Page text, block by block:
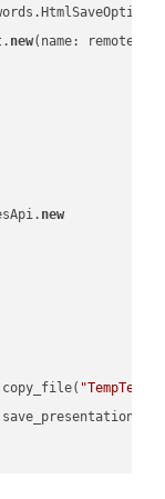
new(name:
new